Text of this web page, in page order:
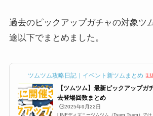
過去のピックアップガチャの対象ツ
途以下でまとめました。
ツムツム攻略日記｜イベント新ツムまとめ 1
【ツムツム】最新ピックアップガ
去登場回数まとめ
🕒️2025年9月22日
LINEディズニーツムツム（Tsum Tsum）で